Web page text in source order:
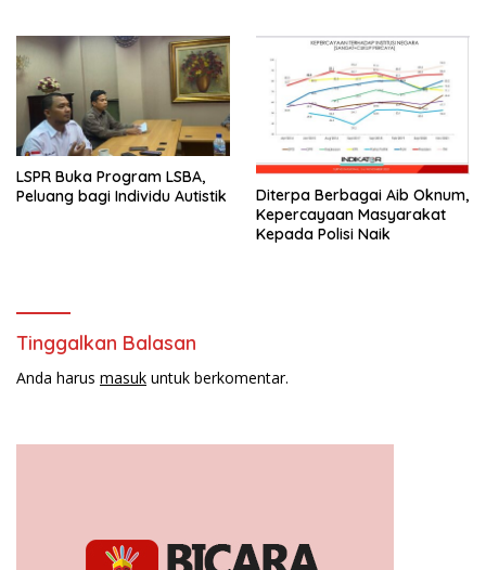
LSPR Buka Program LSBA,
Peluang bagi Individu Autistik
Diterpa Berbagai Aib Oknum,
Kepercayaan Masyarakat
Kepada Polisi Naik
Tinggalkan Balasan
Anda harus masuk untuk berkomentar.